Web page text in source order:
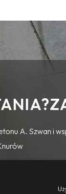
A. Szwan i